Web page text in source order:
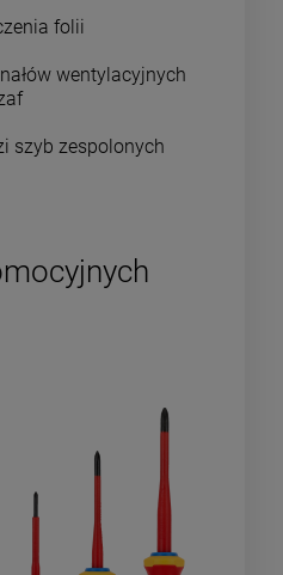
folii
wentylacyjnych
szyb zespolonych